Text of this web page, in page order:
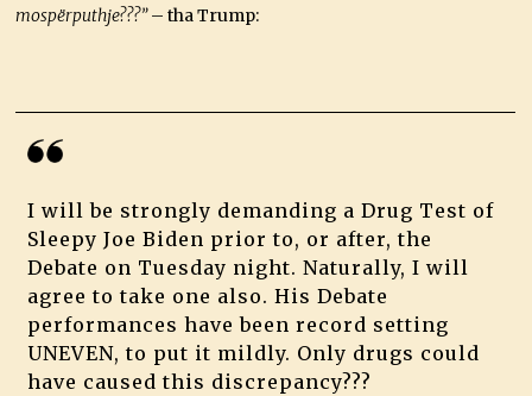
mospërputhje???”– tha Trump:
I will be strongly demanding a Drug Test of
Sleepy Joe Biden prior to, or after, the
Debate on Tuesday night. Naturally, I will
agree to take one also. His Debate
performances have been record setting
UNEVEN, to put it mildly. Only drugs could
have caused this discrepancy???